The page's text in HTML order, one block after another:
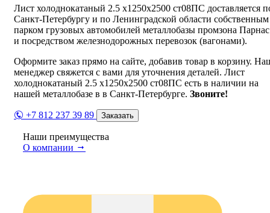
Лист холоднокатаный 2.5 х1250х2500 ст08ПС доставляется
Санкт-Петербургу и по Ленинградской области собственным
парком грузовых автомобилей металлобазы промзона Парнас
и посредством железнодорожных перевозок (вагонами).
Оформите заказ прямо на сайте, добавив товар в корзину.
менеджер свяжется с вами для уточнения деталей. Лист
холоднокатаный 2.5 х1250х2500 ст08ПС есть в наличии на
нашей металлобазе в в Санкт-Петербурге. Звоните!
+7 812 237 39 89 Заказать
Наши преимущества
О компании